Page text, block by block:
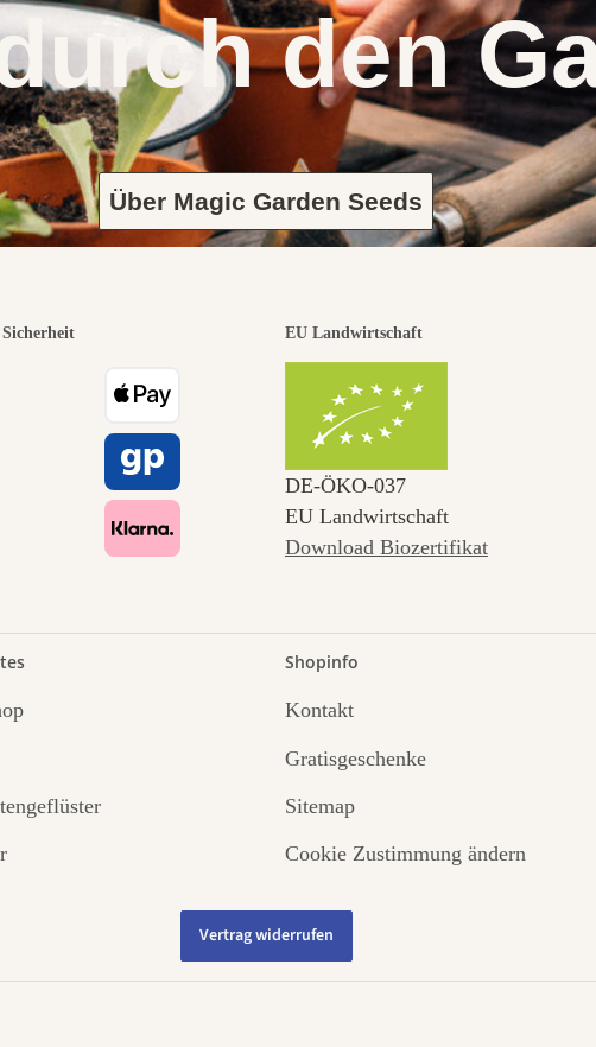
den
Über Magic Garden Seeds
EU Landwirtschaft
DE‑ÖKO‑037
EU Landwirtschaft
Download Biozertifikat
Shopinfo
Kontakt
Gratisgeschenke
Sitemap
Cookie Zustimmung ändern
Vertrag widerrufen